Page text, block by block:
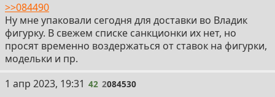
>>084490
Ну мне упаковали сегодня для доставки во Владик
фигурку. В свежем списке санкционки их нет, но
просят временно воздержаться от ставок на фигурки,
модельки и пр.
42
1 апр 2023, 19:31 42 2084530